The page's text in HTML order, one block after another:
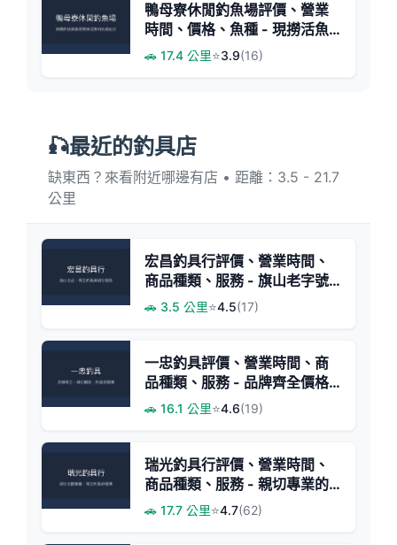
鴨母寮休閒釣魚場評價、營業
時間、價格、魚種 - 現撈活魚
料理與親切服務
🚗 17.4 公里⭐3.9(16)
🎣最近的釣具店
缺東西？來看附近哪邊有店 • 距離：3.5 - 21.7
公里
宏昌釣具行評價、營業時間、
商品種類、服務 - 旗山老字號
釣具店
🚗 3.5 公里⭐4.5(17)
一忠釣具評價、營業時間、商
品種類、服務 - 品牌齊全價格
親民
🚗 16.1 公里⭐4.6(19)
瑞光釣具行評價、營業時間、
商品種類、服務 - 親切專業的
在地釣具店
🚗 17.7 公里⭐4.7(62)